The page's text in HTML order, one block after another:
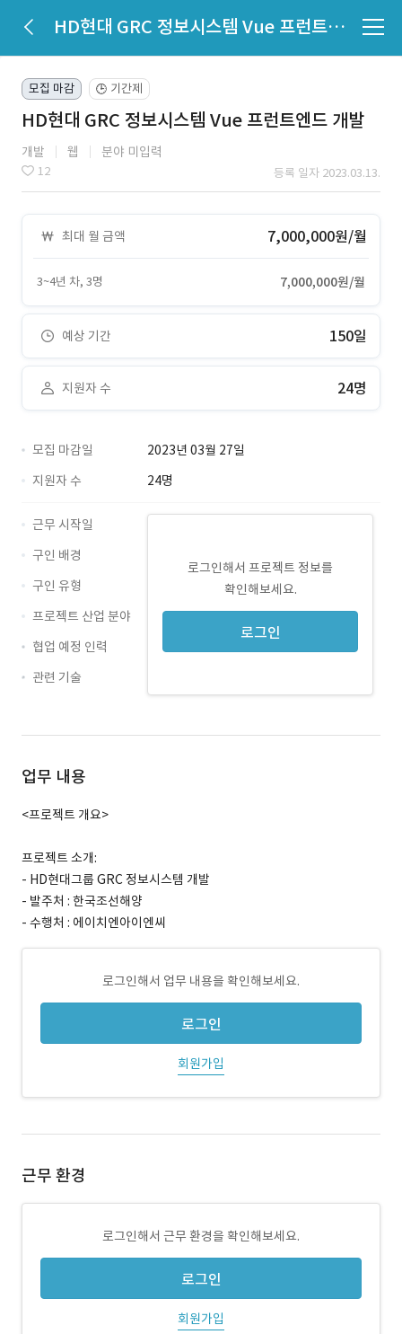
HD현대 GRC 정보시스템 Vue 프런트엔드 개발
모집 마감 🕒 기간제
HD현대 GRC 정보시스템 Vue 프런트엔드 개발
개발 웹 분야 미입력
12 등록 일자 2023.03.13.
최대 월 금액 7,000,000원/월
3~4년 차, 3명 7,000,000원/월
예상 기간 150일
지원자 수 24명
모집 마감일
2023년 03월 27일
지원자 수
24명
로그인해서 프로젝트 정보를
확인해보세요.
로그인
근무 시작일
구인 배경
구인 유형
프로젝트 산업 분야
협업 예정 인력
관련 기술
업무 내용
<프로젝트 개요>
프로젝트 소개:
- HD현대그룹 GRC 정보시스템 개발
- 발주처 : 한국조선해양
- 수행처 : 에이치엔아이엔씨
로그인해서 업무 내용을 확인해보세요.
로그인
회원가입
근무 환경
로그인해서 근무 환경을 확인해보세요.
로그인
회원가입